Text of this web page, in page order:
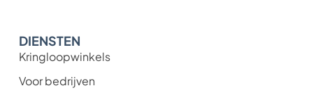
DIENSTEN
Kringloopwinkels
Voor bedrijven